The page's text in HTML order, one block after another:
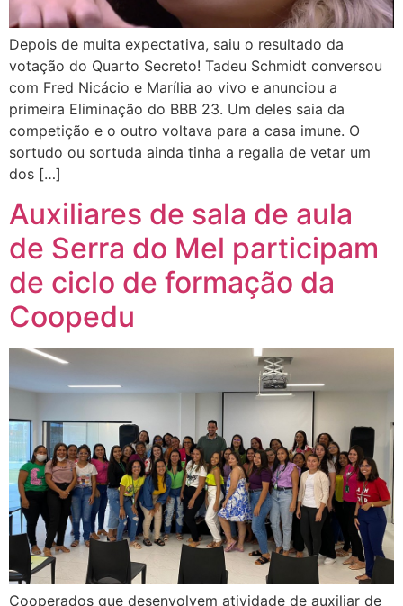
Depois de muita expectativa, saiu o resultado da
votação do Quarto Secreto! Tadeu Schmidt conversou
com Fred Nicácio e Marília ao vivo e anunciou a
primeira Eliminação do BBB 23. Um deles saia da
competição e o outro voltava para a casa imune. O
sortudo ou sortuda ainda tinha a regalia de vetar um
dos […]
Auxiliares de sala de aula
de Serra do Mel participam
de ciclo de formação da
Coopedu
Cooperados que desenvolvem atividade de auxiliar de